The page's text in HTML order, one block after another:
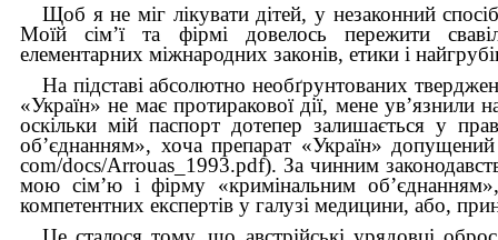
Щоб я не міг лікувати дітей, у незаконний
Моїй сім’ї та фірмі довелось пережити
елементарних міжнародних законів, етики і
На підставі абсолютно необґрунтованих
«Україн» не має протиракової дії, мене ув’язнили
оскільки мій паспорт дотепер залишається у
об’єднанням», хоча препарат «Україн»
com/docs/Arrouas_1993.pdf). За чинним
мою сім’ю і фірму «кримінальним
компетентних експертів у галузі медицини, або,